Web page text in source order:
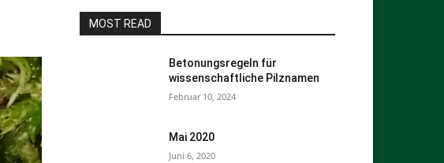
MOST READ
Betonungsregeln für
wissenschaftliche Pilznamen
Februar 10, 2024
Mai 2020
Juni 6, 2020